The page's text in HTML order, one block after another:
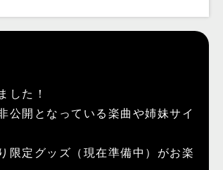
した！
公開となっている楽曲や姉妹サイ
限定グッズ（現在準備中）がお楽